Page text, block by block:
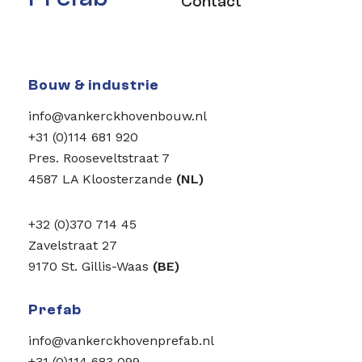
Bouw & industrie
info@vankerckhovenbouw.nl
+31 (0)114 681 920
Pres. Rooseveltstraat 7
4587 LA Kloosterzande (NL)
+32 (0)370 714 45
Zavelstraat 27
9170 St. Gillis-Waas (BE)
Prefab
info@vankerckhovenprefab.nl